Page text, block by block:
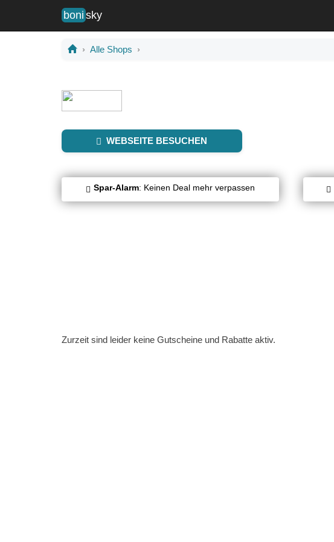
boni sky
Alle Shops
WEBSEITE BESUCHEN
Spar-Alarm: Keinen Deal mehr verpassen
Zurzeit sind leider keine Gutscheine und Rabatte aktiv.